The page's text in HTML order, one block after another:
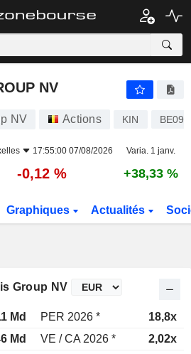
NV
NV Actions KIN
17:55:00 07/08/2026 Varia. 1 janv.
-0,12 % +38,33 %
Graphiques Actualités
Group NV
Md PER 2026 *
18,8x
Md VE / CA 2026 *
2,02x